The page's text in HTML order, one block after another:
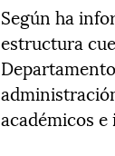
Según ha
estructura
académicos